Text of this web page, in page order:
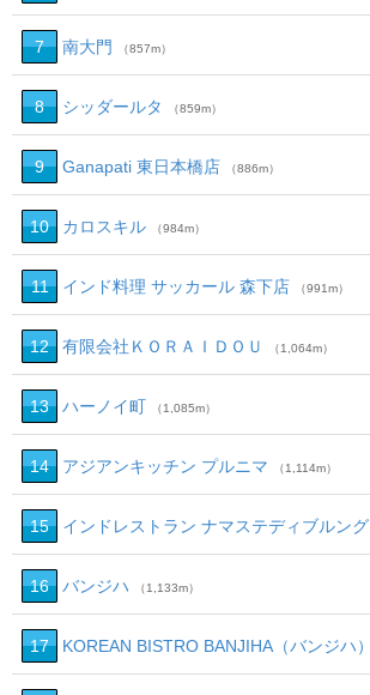
7 南大門 （857m）
8 シッダールタ （859m）
9 Ganapati 東日本橋店 （886m）
10 カロスキル （984m）
11 インド料理 サッカール 森下店 （991m）
12 有限会社ＫＯＲＡＩＤＯＵ （1,064m）
13 ハーノイ町 （1,085m）
14 アジアンキッチン プルニマ （1,114m）
15 インドレストラン ナマステディブルング
16 バンジハ （1,133m）
17 KOREAN BISTRO BANJIHA（バンジハ）